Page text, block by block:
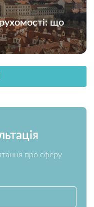
що
про сферу